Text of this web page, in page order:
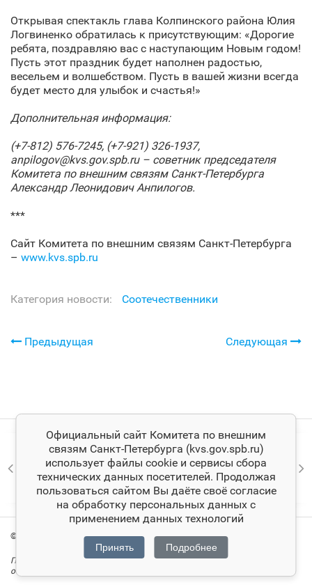
Открывая спектакль глава Колпинского района Юлия
Логвиненко обратилась к присутствующим: «Дорогие
ребята, поздравляю вас с наступающим Новым годом!
Пусть этот праздник будет наполнен радостью,
весельем и волшебством. Пусть в вашей жизни всегда
будет место для улыбок и счастья!»
Дополнительная информация:
(+7-812) 576-7245, (+7-921) 326-1937,
anpilogov@kvs.gov.spb.ru – советник председателя
Комитета по внешним связям Санкт‑Петербурга
Александр Леонидович Анпилогов.
***
Сайт Комитета по внешним связям Санкт‑Петербурга
– www.kvs.spb.ru
Категория новости: Соотечественники
Предыдущая Следующая
© Комитет по внешним связям Санкт‑Петербурга
При цитировании материалов ссылка на официальный сайт Комитета
обязательна
Официальный сайт Комитета по внешним
связям Санкт‑Петербурга (kvs.gov.spb.ru)
использует файлы cookie и сервисы сбора
технических данных посетителей. Продолжая
пользоваться сайтом Вы даёте своё согласие
на обработку персональных данных с
применением данных технологий
Принять Подробнее